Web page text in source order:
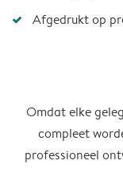
Afgedrukt op
Omdat elke
compleet
professioneel